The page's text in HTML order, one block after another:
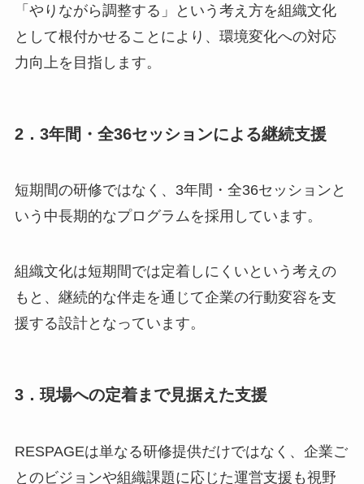
「やりながら調整する」という考え方を組織文化
として根付かせることにより、環境変化への対応
力向上を目指します。
2．3年間・全36セッションによる継続支援
短期間の研修ではなく、3年間・全36セッションと
いう中長期的なプログラムを採用しています。
組織文化は短期間では定着しにくいという考えの
もと、継続的な伴走を通じて企業の行動変容を支
援する設計となっています。
3．現場への定着まで見据えた支援
RESPAGEは単なる研修提供だけではなく、企業ご
とのビジョンや組織課題に応じた運営支援も視野